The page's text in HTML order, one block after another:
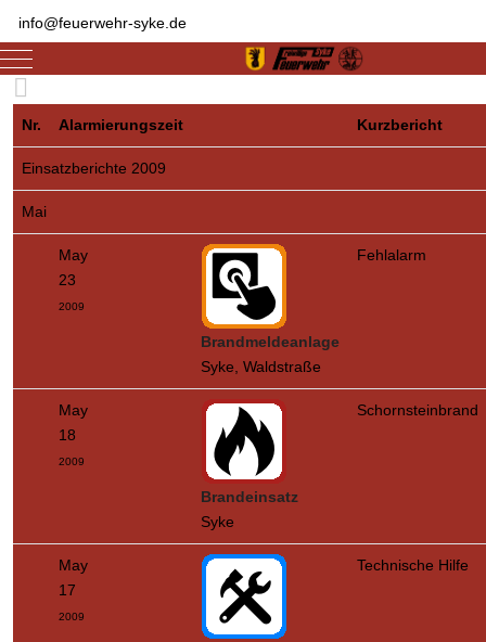
info@feuerwehr-syke.de
Mobile Menu Toggle
Nr. Alarmierungszeit Kurzbericht
Einsatzberichte 2009
Mai
May
23
2009
Brandmeldeanlage
Syke, Waldstraße
Fehlalarm
May
18
2009
Brandeinsatz
Syke
Schornsteinbrand
May
17
2009
Technische Hilfe